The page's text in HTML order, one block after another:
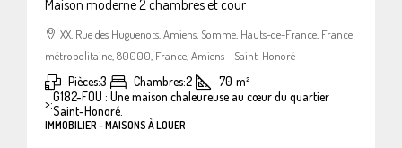
Maison moderne 2 chambres et cour
XX, Rue des Huguenots, Amiens, Somme, Hauts-de-France, France
métropolitaine, 80000, France, Amiens - Saint-Honoré
Pièces:3 Chambres:2 70 m²
>:G182-FOU : Une maison chaleureuse au cœur du quartier
Saint-Honoré.
IMMOBILIER - MAISONS À LOUER